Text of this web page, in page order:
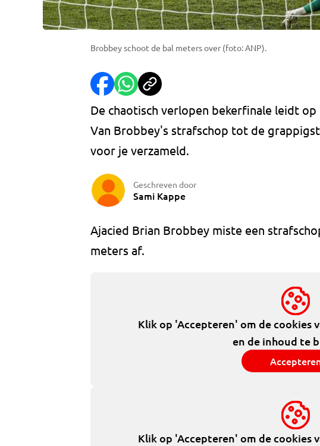
Brobbey schoot de bal meters over (foto: ANP).
De chaotisch verlopen bekerfinale leidt
Van Brobbey's strafschop tot de
voor je verzameld.
Geschreven door
Sami Kappe
Ajacied Brian Brobbey miste een
meters af.
Klik op 'Accepteren' om de cookies
en de inhoud te
Klik op 'Accepteren' om de cookies